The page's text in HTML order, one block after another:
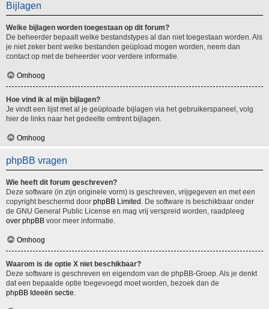
Bijlagen
Welke bijlagen worden toegestaan op dit forum?
De beheerder bepaalt welke bestandstypes al dan niet toegestaan worden. Als
je niet zeker bent welke bestanden geüpload mogen worden, neem dan
contact op met de beheerder voor verdere informatie.
Omhoog
Hoe vind ik al mijn bijlagen?
Je vindt een lijst met al je geüploade bijlagen via het gebruikerspaneel, volg
hier de links naar het gedeelte omtrent bijlagen.
Omhoog
phpBB vragen
Wie heeft dit forum geschreven?
Deze software (in zijn originele vorm) is geschreven, vrijgegeven en met een
copyright beschermd door phpBB Limited . De software is beschikbaar onder
de GNU General Public License en mag vrij verspreid worden, raadpleeg
over phpBB voor meer informatie.
Omhoog
Waarom is de optie X niet beschikbaar?
Deze software is geschreven en eigendom van de phpBB-Groep. Als je denkt
dat een bepaalde optie toegevoegd moet worden, bezoek dan de
phpBB Ideeën sectie.